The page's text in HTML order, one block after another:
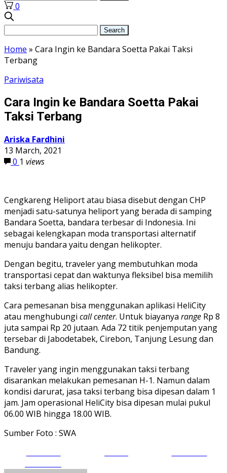
0
Home » Cara Ingin ke Bandara Soetta Pakai Taksi
Terbang
Pariwisata
Cara Ingin ke Bandara Soetta Pakai
Taksi Terbang
Ariska Fardhini
13 March, 2021
0 1 views
Cengkareng Heliport atau biasa disebut dengan CHP
menjadi satu-satunya heliport yang berada di samping
Bandara Soetta, bandara terbesar di Indonesia. Ini
sebagai kelengkapan moda transportasi alternatif
menuju bandara yaitu dengan helikopter.
Dengan begitu, traveler yang membutuhkan moda
transportasi cepat dan waktunya fleksibel bisa memilih
taksi terbang alias helikopter.
Cara pemesanan bisa menggunakan aplikasi HeliCity
atau menghubungi call center. Untuk biayanya range Rp 8
juta sampai Rp 20 jutaan. Ada 72 titik penjemputan yang
tersebar di Jabodetabek, Cirebon, Tanjung Lesung dan
Bandung.
Traveler yang ingin menggunakan taksi terbang
disarankan melakukan pemesanan H-1. Namun dalam
kondisi darurat, jasa taksi terbang bisa dipesan dalam 1
jam. Jam operasional HeliCity bisa dipesan mulai pukul
06.00 WIB hingga 18.00 WIB.
Sumber Foto : SWA